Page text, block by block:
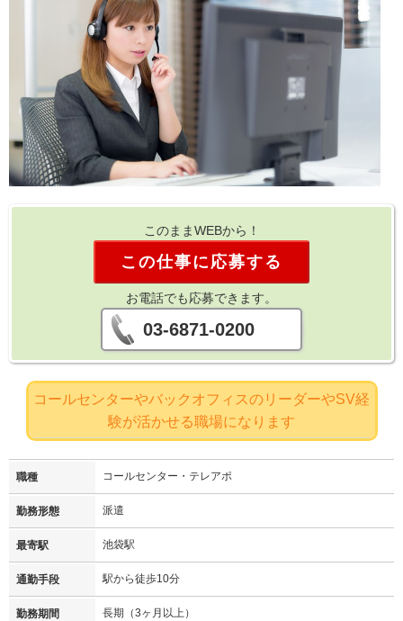
このままWEBから！
この仕事に応募する
お電話でも応募できます。
03-6871-0200
コールセンターやバックオフィスのリーダーやSV経
験が活かせる職場になります
職種 コールセンター・テレアポ
勤務形態 派遣
最寄駅 池袋駅
通勤手段 駅から徒歩10分
勤務期間 長期（3ヶ月以上）